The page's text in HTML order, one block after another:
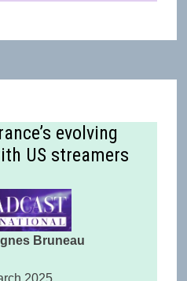
evolving
US streamers
Bruneau
2025